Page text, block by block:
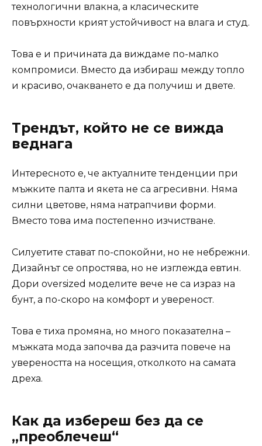
технологични влакна, а класическите
повърхности крият устойчивост на влага и студ.
Това е и причината да виждаме по-малко
компромиси. Вместо да избираш между топло
и красиво, очакването е да получиш и двете.
Трендът, който не се вижда
веднага
Интересното е, че актуалните тенденции при
мъжките палта и якета не са агресивни. Няма
силни цветове, няма натрапчиви форми.
Вместо това има постепенно изчистване.
Силуетите стават по-спокойни, но не небрежни.
Дизайнът се опростява, но не изглежда евтин.
Дори oversized моделите вече не са израз на
бунт, а по-скоро на комфорт и увереност.
Това е тиха промяна, но много показателна –
мъжката мода започва да разчита повече на
увереността на носещия, отколкото на самата
дреха.
Как да избереш без да се
„преоблечеш“